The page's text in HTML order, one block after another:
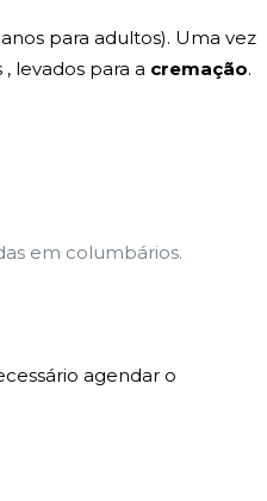
para adultos). Uma vez
levados para a cremação.
em columbários.
agendar o